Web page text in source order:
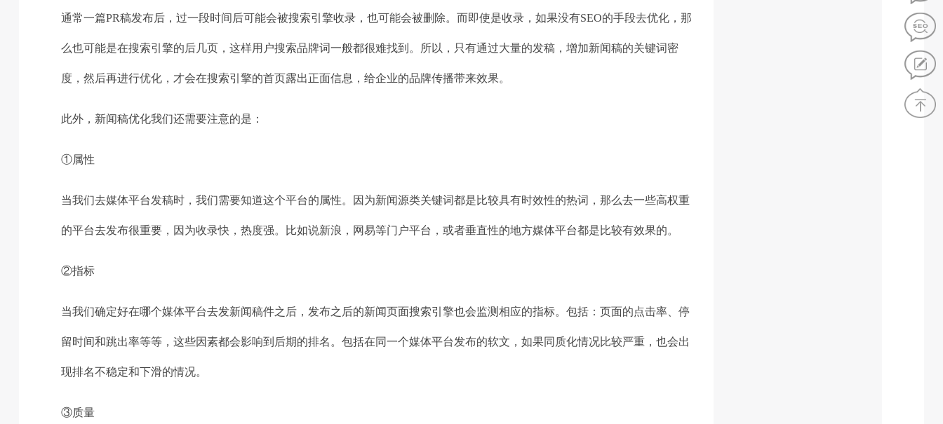
通常一篇PR稿发布后，过一段时间后可能会被搜索引擎收录，也可能会被删除。而即使是收录，如果没有SEO的手段去优化，那
么也可能是在搜索引擎的后几页，这样用户搜索品牌词一般都很难找到。所以，只有通过大量的发稿，增加新闻稿的关键词密
度，然后再进行优化，才会在搜索引擎的首页露出正面信息，给企业的品牌传播带来效果。
此外，新闻稿优化我们还需要注意的是：
①属性
当我们去媒体平台发稿时，我们需要知道这个平台的属性。因为新闻源类关键词都是比较具有时效性的热词，那么去一些高权重
的平台去发布很重要，因为收录快，热度强。比如说新浪，网易等门户平台，或者垂直性的地方媒体平台都是比较有效果的。
②指标
当我们确定好在哪个媒体平台去发新闻稿件之后，发布之后的新闻页面搜索引擎也会监测相应的指标。包括：页面的点击率、停
留时间和跳出率等等，这些因素都会影响到后期的排名。包括在同一个媒体平台发布的软文，如果同质化情况比较严重，也会出
现排名不稳定和下滑的情况。
③质量